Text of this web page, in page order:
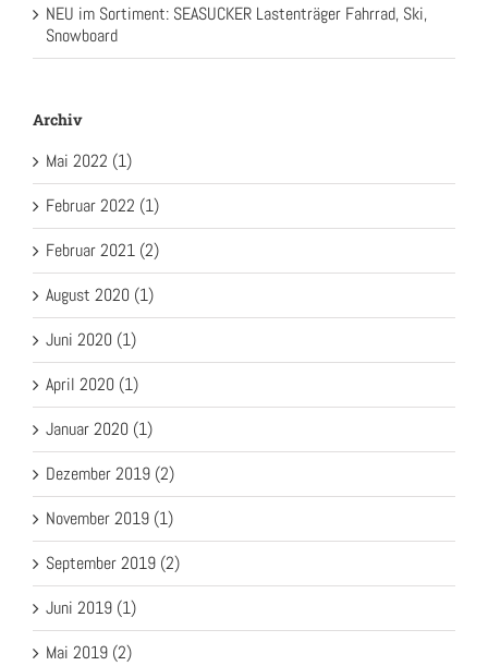
NEU im Sortiment: SEASUCKER Lastenträger Fahrrad, Ski,
Snowboard
Archiv
Mai 2022 (1)
Februar 2022 (1)
Februar 2021 (2)
August 2020 (1)
Juni 2020 (1)
April 2020 (1)
Januar 2020 (1)
Dezember 2019 (2)
November 2019 (1)
September 2019 (2)
Juni 2019 (1)
Mai 2019 (2)